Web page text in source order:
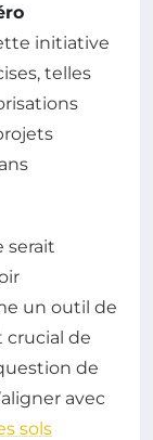
initiative
telles
serait
un outil de
de
de
avec
sols